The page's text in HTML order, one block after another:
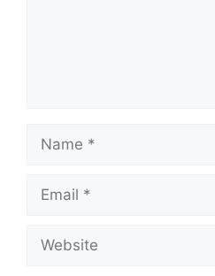
Name
Email
Website